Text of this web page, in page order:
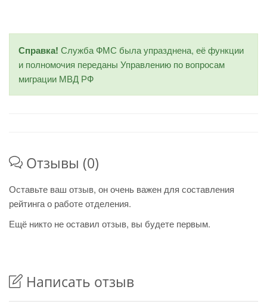
Справка! Служба ФМС была упразднена, её функции
и полномочия переданы Управлению по вопросам
миграции МВД РФ
Отзывы (0)
Оставьте ваш отзыв, он очень важен для составления
рейтинга о работе отделения.
Ещё никто не оставил отзыв, вы будете первым.
Написать отзыв